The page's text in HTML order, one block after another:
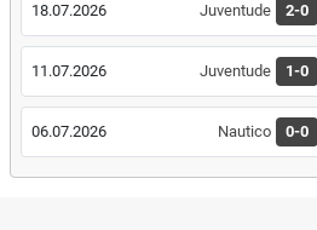
18.07.2026 Juventude 2-0
11.07.2026 Juventude 1-0
06.07.2026 Nautico 0-0